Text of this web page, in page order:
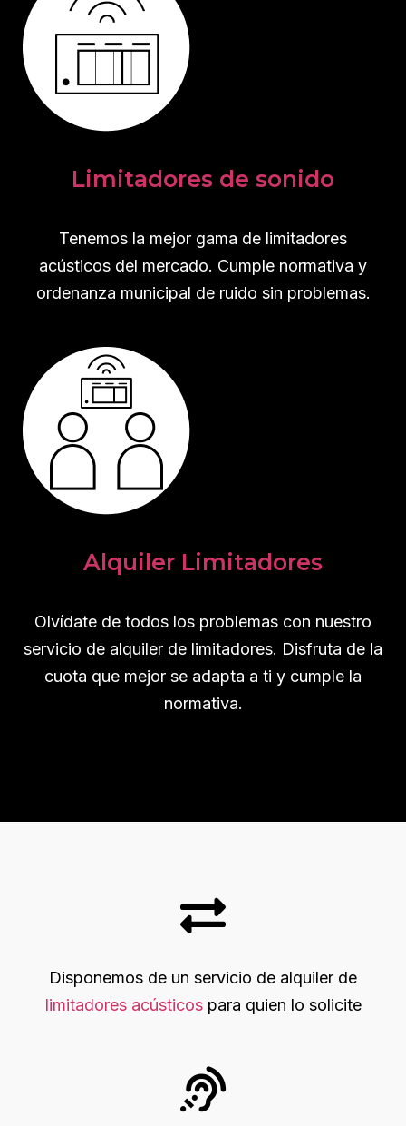
Limitadores de sonido
Tenemos la mejor gama de limitadores
acústicos del mercado. Cumple normativa y
ordenanza municipal de ruido sin problemas.
Alquiler Limitadores
Olvídate de todos los problemas con nuestro
servicio de alquiler de limitadores. Disfruta de la
cuota que mejor se adapta a ti y cumple la
normativa.
Disponemos de un servicio de alquiler de
limitadores acústicospara quien lo solicite